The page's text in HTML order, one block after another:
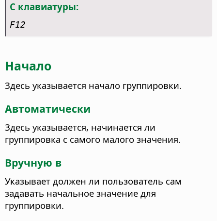
С клавиатуры:
F12
Начало
Здесь указывается начало группировки.
Автоматически
Здесь указывается, начинается ли
группировка с самого малого значения.
Вручную в
Указывает должен ли пользователь сам
задавать начальное значение для
группировки.